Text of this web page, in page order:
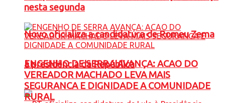
Novo oficializa a candidatura de Romeu Zema
à presidência da República
nesta segunda
ENGENHO DE SERRA AVANÇA: ACAO DO
VEREADOR MACHADO LEVA MAIS
SEGURANCA E DIGNIDADE A COMUNIDADE
RURAL